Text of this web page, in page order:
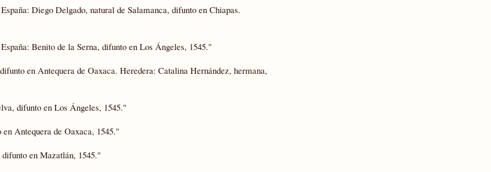
Diego Delgado, natural de Salamanca, difunto en Chiapas.
Benito de la Serna, difunto en Los Ángeles, 1545."
en Antequera de Oaxaca. Heredera: Catalina Hernández, hermana,
difunto en Los Ángeles, 1545."
Antequera de Oaxaca, 1545."
en Mazatlán, 1545."